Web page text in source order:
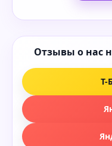
Отзывы о нас
Т-